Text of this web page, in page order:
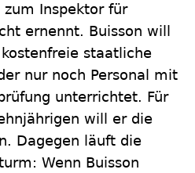
Inspektor für
ernennt. Buisson will
staatliche
nur noch Personal mit
unterrichtet. Für
will er die
Dagegen läuft die
Wenn Buisson